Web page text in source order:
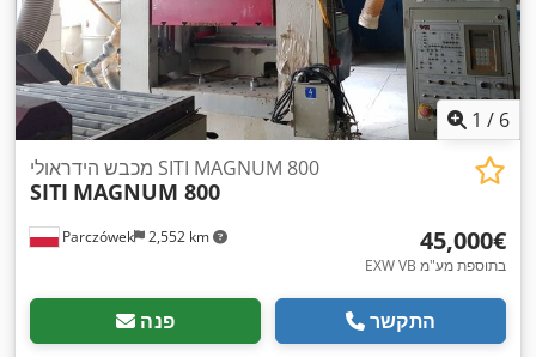
1 / 6
Parczówek 2,552 km
מכבש הידראולי SITI MAGNUM 800
SITI MAGNUM 800
‏45,000 ‏€
EXW VB בתוספת מע"מ
פנה התקשר